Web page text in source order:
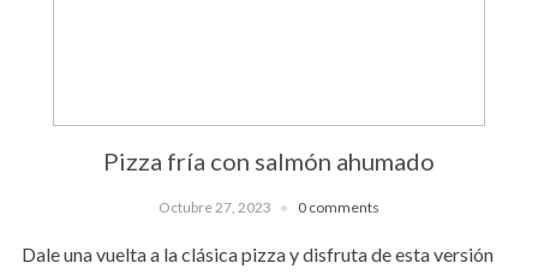
Pizza fría con salmón ahumado
Octubre 27, 2023 0 comments
Dale una vuelta a la clásica pizza y disfruta de esta versión